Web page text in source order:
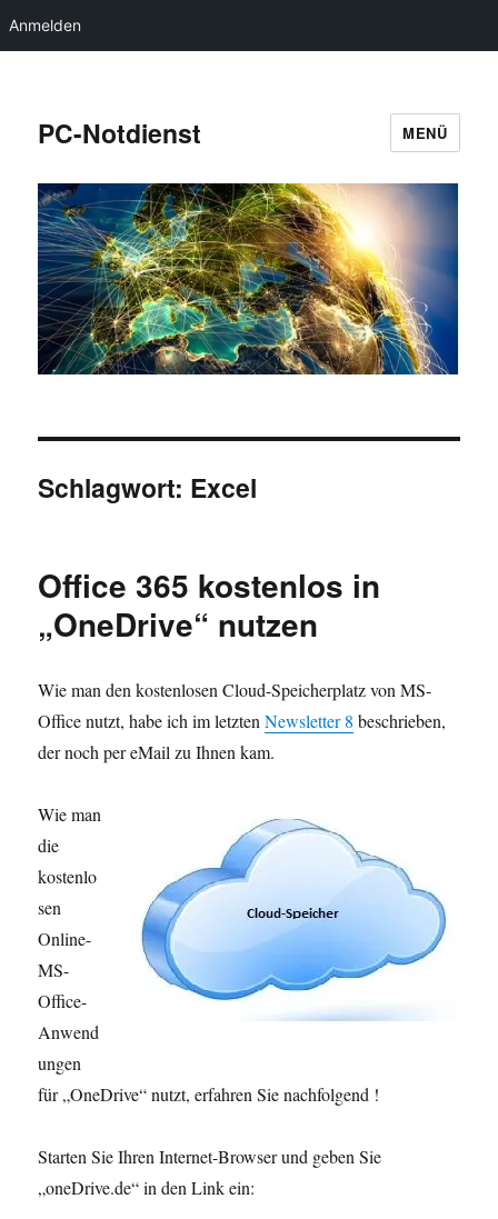
Anmelden
PC-Notdienst MENÜ
Schlagwort: Excel
Office 365 kostenlos in
„OneDrive“ nutzen
Wie man den kostenlosen Cloud-Speicherplatz von MS-
Office nutzt, habe ich im letztenNewsletter 8 beschrieben,
der noch per eMail zu Ihnen kam.
Wie man
die
kostenlo
sen
Online-
MS-
Office-
Anwend
ungen
für „OneDrive“ nutzt, erfahren Sie nachfolgend !
Starten Sie Ihren Internet-Browser und geben Sie
„oneDrive.de“ in den Link ein: